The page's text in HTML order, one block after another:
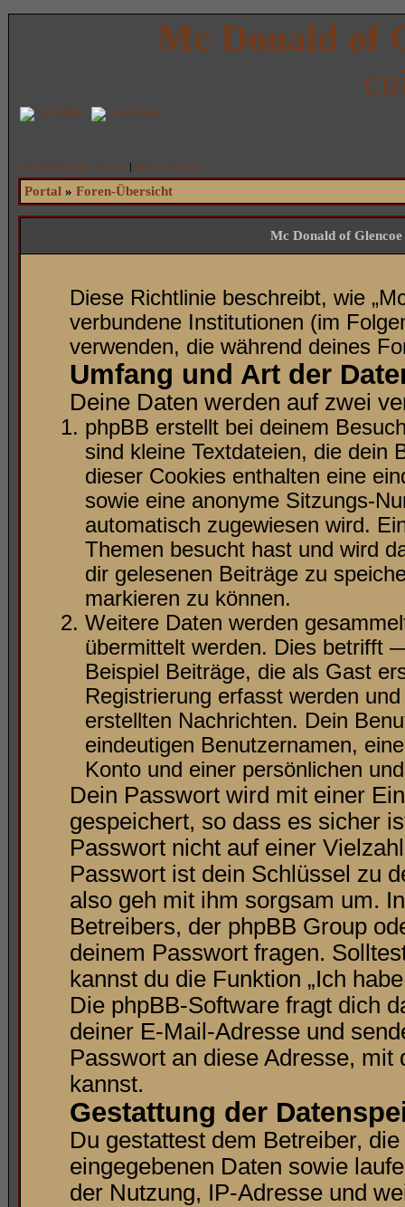
Mc Donald of
Anmelden Registrieren
Unbeantwortete Themen | Aktive Themen
Portal » Foren-Übersicht
Mc Donald of
Diese Richtlinie beschreibt, wie
verbundene Institutionen (im
verwenden, die während deines
Umfang und Art der
Deine Daten werden auf zwei
phpBB erstellt bei deinem
sind kleine Textdateien, die dein
dieser Cookies enthalten eine
sowie eine anonyme Sitzungs-
automatisch zugewiesen wird.
Themen besucht hast und wird
dir gelesenen Beiträge zu
markieren zu können.
Weitere Daten werden
übermittelt werden. Dies betrifft
Beispiel Beiträge, die als Gast
Registrierung erfasst werden
erstellten Nachrichten. Dein
eindeutigen Benutzernamen,
Konto und einer persönlichen
Dein Passwort wird mit einer
gespeichert, so dass es sicher
Passwort nicht auf einer
Passwort ist dein Schlüssel zu
also geh mit ihm sorgsam um.
Betreibers, der phpBB Group
deinem Passwort fragen.
kannst du die Funktion „Ich
Die phpBB-Software fragt dich
deiner E-Mail-Adresse und
Passwort an diese Adresse,
kannst.
Gestattung der
Du gestattest dem Betreiber,
eingegebenen Daten sowie
der Nutzung, IP-Adresse und